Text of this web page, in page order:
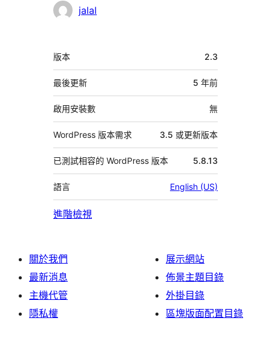
參
jalal
中
繼
資
料
版本 2.3
最後更新 5 年前
啟用安裝數 無
WordPress 版本需求 3.5 或更新版本
已測試相容的 WordPress 版本 5.8.13
語言 English (US)
進階檢視
關於我們
最新消息
主機代管
隱私權
展示網站
佈景主題目錄
外掛目錄
區塊版面配置目錄